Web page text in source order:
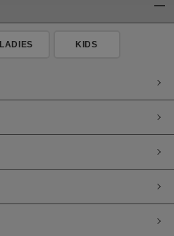
予約商品
在庫なし含む
LADIES KIDS